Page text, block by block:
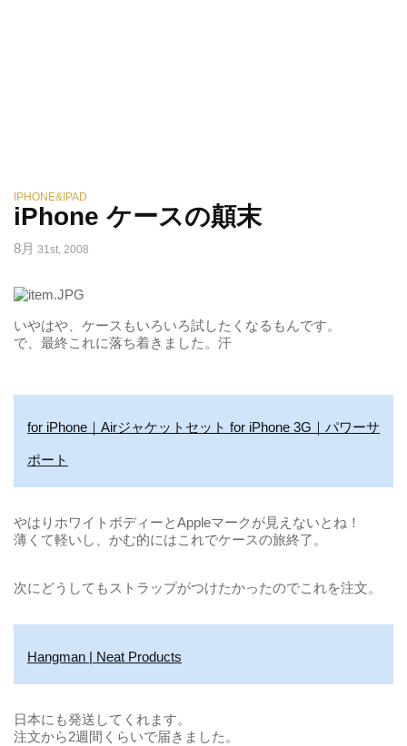
IPHONE&IPAD
iPhone ケースの顛末
8月 31st, 2008
いやはや、ケースもいろいろ試したくなるもんです。
で、最終これに落ち着きました。汗
for iPhone｜Airジャケットセット for iPhone 3G｜パワーサ
ポート
やはりホワイトボディーとAppleマークが見えないとね！
薄くて軽いし、かむ的にはこれでケースの旅終了。
次にどうしてもストラップがつけたかったのでこれを注文。
Hangman | Neat Products
日本にも発送してくれます。
注文から2週間くらいで届きました。